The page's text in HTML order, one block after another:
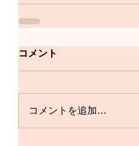
コメント
コメントを追加…